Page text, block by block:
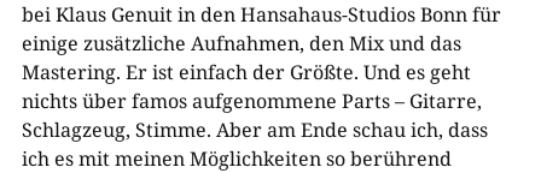
bei Klaus Genuit in den Hansahaus-Studios Bonn für
einige zusätzliche Aufnahmen, den Mix und das
Mastering. Er ist einfach der Größte. Und es geht
nichts über famos aufgenommene Parts – Gitarre,
Schlagzeug, Stimme. Aber am Ende schau ich, dass
ich es mit meinen Möglichkeiten so berührend